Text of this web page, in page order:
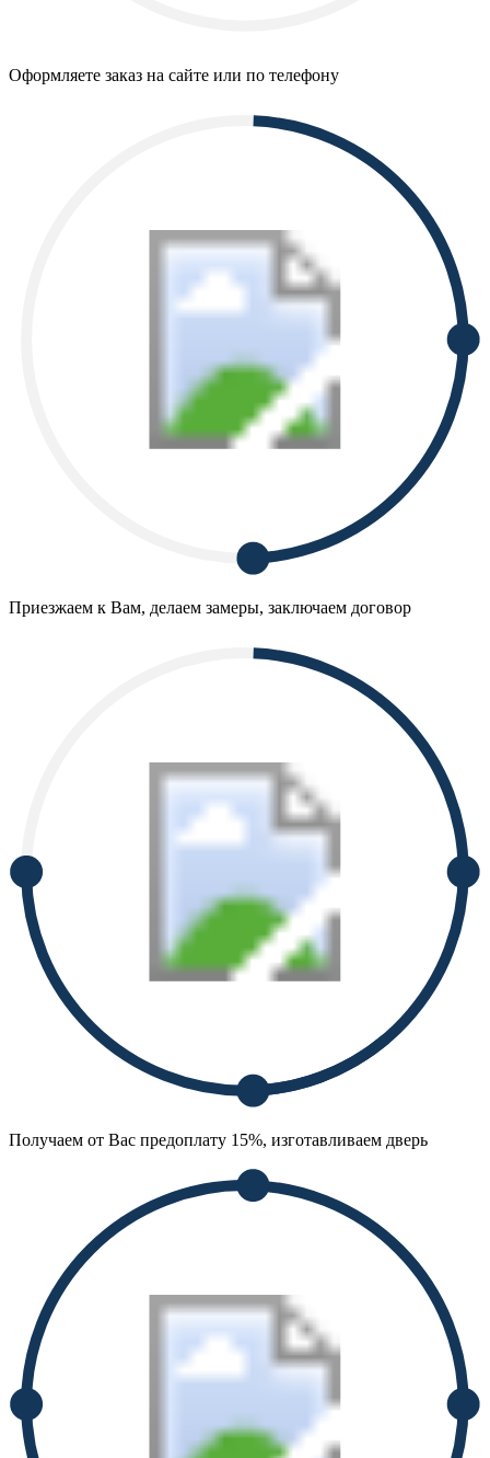
Оформляете заказ на сайте или по телефону
Приезжаем к Вам, делаем замеры, заключаем договор
Получаем от Вас предоплату 15%, изготавливаем дверь